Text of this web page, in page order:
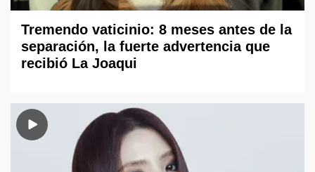
Tremendo vaticinio: 8 meses antes de la
separación, la fuerte advertencia que
recibió La Joaqui